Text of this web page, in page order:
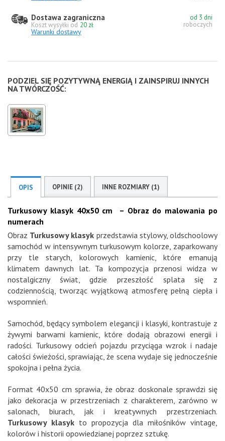
Dostawa zagraniczna
Koszt wysyłki od 20 zł
Warunki dostawy
od 3 dni
roboczych
PODZIEL SIĘ POZYTYWNĄ ENERGIĄ I ZAINSPIRUJ INNYCH
NA TWÓRCZOŚĆ:
OPIS OPINIE (2) INNE ROZMIARY (1)
Turkusowy klasyk 40x50 cm – Obraz do malowania po
numerach
Obraz Turkusowy klasyk przedstawia stylowy, oldschoolowy
samochód w intensywnym turkusowym kolorze, zaparkowany
przy tle starych, kolorowych kamienic, które emanują
klimatem dawnych lat. Ta kompozycja przenosi widza w
nostalgiczny świat, gdzie przeszłość splata się z
codziennością, tworząc wyjątkową atmosferę pełną ciepła i
wspomnień.
Samochód, będący symbolem elegancji i klasyki, kontrastuje z
żywymi barwami kamienic, które dodają obrazowi energii i
radości. Turkusowy odcień pojazdu przyciąga wzrok i nadaje
całości świeżości, sprawiając, że scena wydaje się jednocześnie
spokojna i pełna życia.
Format 40x50 cm sprawia, że obraz doskonale sprawdzi się
jako dekoracja w przestrzeniach z charakterem, zarówno w
salonach, biurach, jak i kreatywnych przestrzeniach.
Turkusowy klasyk to propozycja dla miłośników vintage,
kolorów i historii opowiedzianej poprzez sztukę.